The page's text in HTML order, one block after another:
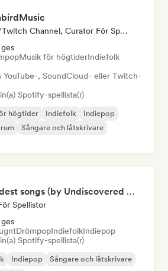
Youtube/Twitch Channel, Curator För Spellistor
Musik för högtiderIndiefolk
YouTube-, SoundCloud- eller Twitch-
Spotify-spellista(r)
högtider Indiefolk
Indiepop
Sångare och låtskrivare
the saddest songs (by Undiscovered Music)
Spellistor
DrömpopIndiefolkIndiepop
Spotify-spellista(r)
Indiepop
Sångare och låtskrivare